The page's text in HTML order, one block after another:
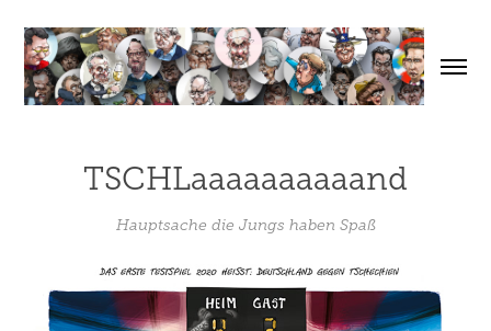
TSCHLaaaaaaaaaand
Hauptsache die Jungs haben Spaß